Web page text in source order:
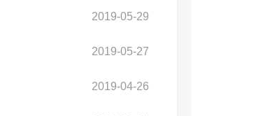
2019-05-29
2019-05-27
2019-04-26